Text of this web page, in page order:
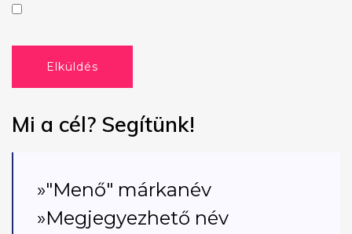
Elküldés
Mi a cél? Segítünk!
»"Menő" márkanév
»Megjegyezhető név